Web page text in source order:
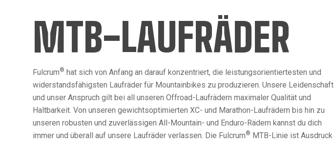
MTB-LAUFRÄDER
Fulcrum® hat sich von Anfang an darauf konzentriert, die leistungsorientiertesten und
widerstandsfähigsten Laufräder für Mountainbikes zu produzieren. Unsere Leidenschaft
und unser Anspruch gilt bei all unseren Offroad-Laufrädern maximaler Qualität und
Haltbarkeit. Von unseren gewichtsoptimierten XC- und Marathon-Laufrädern bis hin zu
unseren robusten und zuverlässigen All-Mountain- und Enduro-Rädern kannst du dich
immer und überall auf unsere Laufräder verlassen. Die Fulcrum® MTB-Linie ist Ausdruck